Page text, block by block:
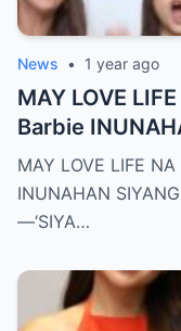
News • 1 year ago
MAY LOVE
Barbie
SPECIAL
INIINGATAN
MAY LOVE LIFE
INUNAHAN
—‘SIYA…